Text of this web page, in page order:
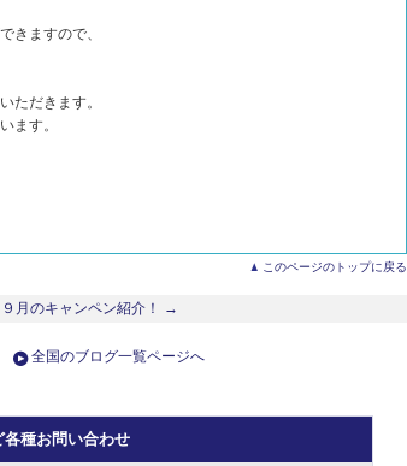
きますので、
ただきます。
ます。
このページのトップに戻る
９月のキャンペン紹介！ →
全国のブログ一覧ページへ
種お問い合わせ